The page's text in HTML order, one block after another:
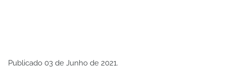
Publicado 03 de Junho de 2021.